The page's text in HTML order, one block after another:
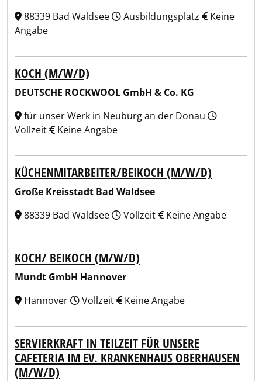
88339 Bad Waldsee
Ausbildungsplatz
Keine
Angabe
KOCH (M/W/D)
DEUTSCHE ROCKWOOL GmbH & Co. KG
für unser Werk in Neuburg an der Donau
Vollzeit
Keine Angabe
KÜCHENMITARBEITER/BEIKOCH (M/W/D)
Große Kreisstadt Bad Waldsee
88339 Bad Waldsee
Vollzeit Keine Angabe
KOCH/ BEIKOCH (M/W/D)
Mundt GmbH Hannover
Hannover
Vollzeit Keine Angabe
SERVIERKRAFT IN TEILZEIT FÜR UNSERE
CAFETERIA IM EV. KRANKENHAUS OBERHAUSEN
(M/W/D)